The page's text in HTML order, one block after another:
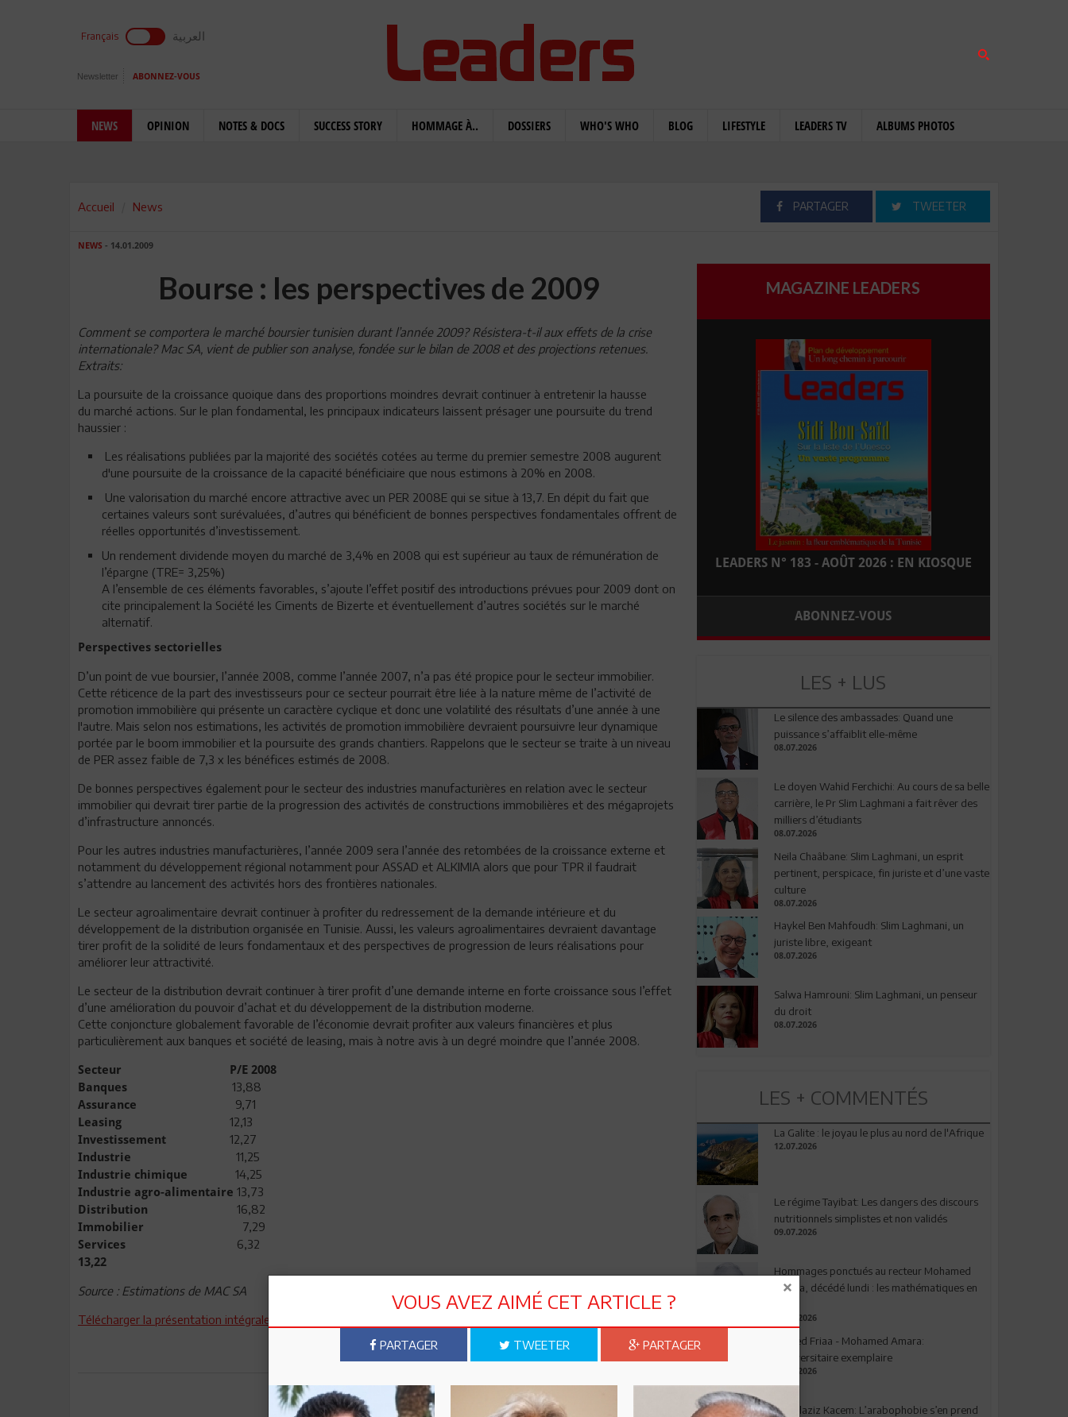
Français العربية
Newsletter ABONNEZ-VOUS
NEWS OPINION NOTES & DOCS SUCCESS STORY HOMMAGE À.. DOSSIERS WHO'S WHO BLOG LIFESTYLE LEADERS TV ALBUMS PHOTOS
Accueil News PARTAGER TWEETER
NEWS - 14.01.2009
Bourse : les perspectives de 2009
Comment se comportera le marchéboursier tunisien durant l’année 2009? Résistera-t-il aux effets de la crise
internationale? Mac SA, vient de publier son analyse, fondée sur le bilan de 2008 et des projections retenues.
Extraits:
La poursuite de la croissance quoique dans des proportions moindres devrait continuer à entretenir la hausse
du marché actions. Sur le plan fondamental, les principaux indicateurs laissent présager une poursuite du trend
haussier :
Les réalisations publiées par la majorité des sociétés cotées au terme du premier semestre 2008 augurent
d'une poursuite de la croissance de la capacité bénéficiaire que nous estimons à 20% en 2008.
Une valorisation du marché encore attractive avec un PER 2008E qui se situe à 13,7. En dépit du fait que
certaines valeurs sont surévaluées, d’autres qui bénéficient de bonnes perspectives fondamentales offrent de
réelles opportunités d’investissement.
Un rendement dividende moyen du marché de 3,4% en 2008 qui est supérieur au taux de rémunération de
l’épargne (TRE= 3,25%)
A l’ensemble de ces éléments favorables, s’ajoute l’effet positif des introductions prévues pour 2009 dont on
cite principalement la Société les Ciments de Bizerte et éventuellement d’autres sociétés sur le marché
alternatif.
Perspectives sectorielles
D’un point de vue boursier, l’année 2008, comme l’année 2007, n’a pas été propice pour le secteur immobilier.
Cette réticence de la part des investisseurs pour ce secteur pourrait être liée à la nature même de l’activité de
promotion immobilière qui présente un caractère cyclique et donc une volatilité des résultats d’une année à une
l'autre. Mais selon nos estimations, les activités de promotion immobilière devraient poursuivre leur dynamique
portée par le boom immobilier et la poursuite des grands chantiers. Rappelons que le secteur se traite à un niveau
de PER assez faible de 7,3 x les bénéfices estimés de 2008.
De bonnes perspectives également pour le secteur des industries manufacturières en relation avec le secteur
immobilier qui devrait tirer partie de la progression des activités de constructions immobilières et des mégaprojets
d’infrastructure annoncés.
Pour les autres industries manufacturières, l’année 2009 sera l’année des retombées de la croissance externe et
notamment du développement régional notamment pour ASSAD et ALKIMIA alors que pour TPR il faudrait
s’attendre au lancement des activités hors des frontières nationales.
Le secteur agroalimentaire devrait continuer à profiter du redressement de la demande intérieure et du
développement de la distribution organisée en Tunisie. Aussi, les valeurs agroalimentaires devraient davantage
tirer profit de la solidité de leurs fondamentaux et des perspectives de progression de leurs réalisations pour
améliorer leur attractivité.
Le secteur de la distribution devrait continuer à tirer profit d’une demande interne en forte croissance sous l’effet
d’une amélioration du pouvoir d’achat et du développement de la distribution moderne.
Cette conjoncture globalement favorable de l’économie devrait profiter aux valeurs financières et plus
particulièrement aux banques et société de leasing, mais à notre avis à un degré moindre que l’année 2008.
Secteur P/E 2008
Banques 13,88
Assurance
9,71
Leasing 12,13
Investissement 12,27
Industrie 11,25
Industrie chimique 14,25
Industrie agro-alimentaire 13,73
Distribution 16,82
Immobilier 7,29
Services
6,32
13,22
Source : Estimations de MAC SA
Télécharger la présentation intégrale
Envoyer à un ami Imprimer
MAGAZINE LEADERS
LEADERS N° 183 - AOÛT 2026 : EN KIOSQUE
ABONNEZ-VOUS
LES + LUS
Le silence des ambassades: Quand une
puissance s’affaiblit elle-même
08.07.2026
Le doyen Wahid Ferchichi: Au cours de sa belle
carrière, le Pr Slim Laghmani a fait rêver des
milliers d’étudiants
08.07.2026
Neila Chaâbane: Slim Laghmani, un esprit
pertinent, perspicace, fin juriste et d’une vaste
culture
08.07.2026
Haykel Ben Mahfoudh: Slim Laghmani, un
juriste libre, exigeant
08.07.2026
Salwa Hamrouni: Slim Laghmani, un penseur
du droit
08.07.2026
LES + COMMENTÉS
La Galite : le joyau le plus au nord de l'Afrique
12.07.2026
Le régime Tayibat: Les dangers des discours
nutritionnels simplistes et non validés
09.07.2026
Hommages ponctués au recteur Mohamed
Amara, décédé lundi : les mathématiques en
03.08.2026
Ahmed Friaa - Mohamed Amara:
l’Universitaire exemplaire
04.08.2026
Abdelaziz Kacem: L’arabophobie s’en prend
VOUS AVEZ AIMÉ CET ARTICLE ?
PARTAGER TWEETER PARTAGER